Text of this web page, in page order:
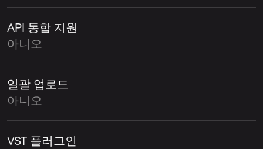
API 통합 지원
아니오
일괄 업로드
아니오
VST 플러그인